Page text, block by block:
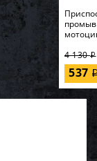
4 130i
537